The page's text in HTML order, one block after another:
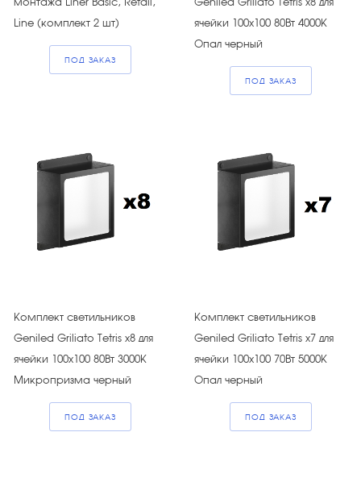
Line (комплект 2 шт)
ПОД ЗАКАЗ
ячейки 100х100 80Вт 4000К
Опал черный
ПОД ЗАКАЗ
Комплект светильников
Geniled Griliato Tetris х8 для
ячейки 100х100 80Вт 3000К
Микропризма черный
ПОД ЗАКАЗ
Комплект светильников
Geniled Griliato Tetris х7 для
ячейки 100х100 70Вт 5000К
Опал черный
ПОД ЗАКАЗ